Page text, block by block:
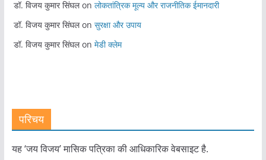
डॉ. विजय कुमार सिंघलon लोकतांत्रिक मूल्य और राजनीतिक ईमानदारी
डॉ. विजय कुमार सिंघलon सुरक्षा और उपाय
डॉ. विजय कुमार सिंघलon मेडी क्लेम
परिचय
यह ‘जय विजय’ मासिक पत्रिका की आधिकारिक वेबसाइट है.